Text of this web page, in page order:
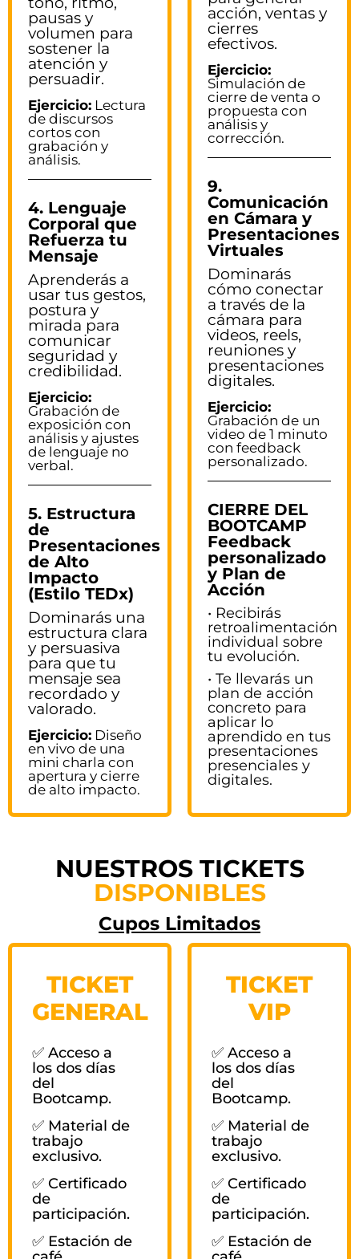
pausas y
volumen para
sostener la
atención y
persuadir.
Ejercicio: Lectura
de discursos
cortos con
grabación y
análisis.
4. Lenguaje
Corporal que
Refuerza tu
Mensaje
Aprenderás a
usar tus gestos,
postura y
mirada para
comunicar
seguridad y
credibilidad.
Ejercicio:
Grabación de
exposición con
análisis y ajustes
de lenguaje no
verbal.
5. Estructura
de
Presentaciones
de Alto
Impacto
(Estilo TEDx)
Dominarás una
estructura clara
y persuasiva
para que tu
mensaje sea
recordado y
valorado.
Ejercicio: Diseño
en vivo de una
mini charla con
apertura y cierre
de alto impacto.
acción, ventas y
cierres
efectivos.
Ejercicio:
Simulación de
cierre de venta o
propuesta con
análisis y
corrección.
9.
Comunicación
en Cámara y
Presentaciones
Virtuales
Dominarás
cómo conectar
a través de la
cámara para
videos, reels,
reuniones y
presentaciones
digitales.
Ejercicio:
Grabación de un
video de 1 minuto
con feedback
personalizado.
CIERRE DEL
BOOTCAMP
Feedback
personalizado
y Plan de
Acción
• Recibirás
retroalimentación
individual sobre
tu evolución.
• Te llevarás un
plan de acción
concreto para
aplicar lo
aprendido en tus
presentaciones
presenciales y
digitales.
NUESTROS TICKETS
DISPONIBLES
Cupos Limitados
TICKET
GENERAL
✅ Acceso a
los dos días
del
Bootcamp.
✅ Material de
trabajo
exclusivo.
✅ Certificado
de
participación.
✅ Estación de
TICKET
VIP
✅ Acceso a
los dos días
del
Bootcamp.
✅ Material de
trabajo
exclusivo.
✅ Certificado
de
participación.
✅ Estación de